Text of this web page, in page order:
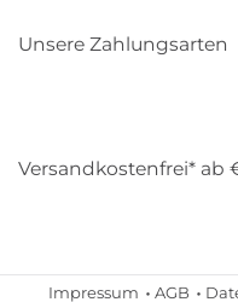
Unsere Zahlungsarten
Versandkostenfrei* ab
Impressum AGB